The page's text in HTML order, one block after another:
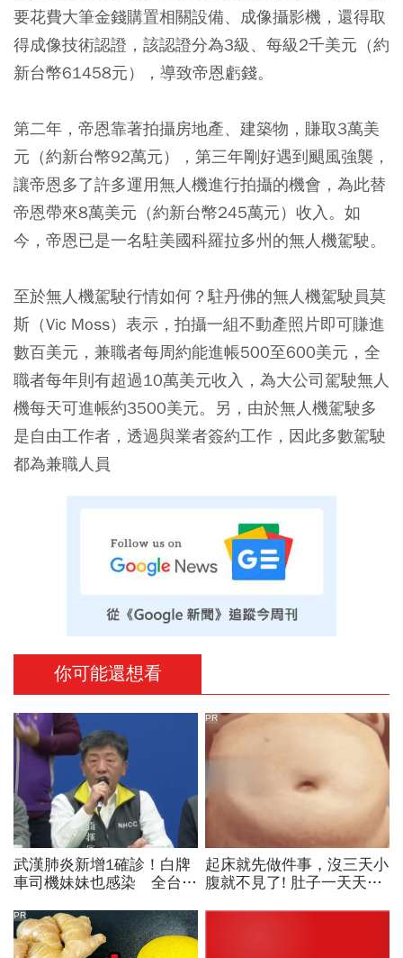
要花費大筆金錢購置相關設備、成像攝影機，還得取
得成像技術認證，該認證分為3級、每級2千美元（約
新台幣61458元），導致帝恩虧錢。
第二年，帝恩靠著拍攝房地產、建築物，賺取3萬美
元（約新台幣92萬元），第三年剛好遇到颶風強襲，
讓帝恩多了許多運用無人機進行拍攝的機會，為此替
帝恩帶來8萬美元（約新台幣245萬元）收入。如
今，帝恩已是一名駐美國科羅拉多州的無人機駕駛。
至於無人機駕駛行情如何？駐丹佛的無人機駕駛員莫
斯（Vic Moss）表示，拍攝一組不動產照片即可賺進
數百美元，兼職者每周約能進帳500至600美元，全
職者每年則有超過10萬美元收入，為大公司駕駛無人
機每天可進帳約3500美元。另，由於無人機駕駛多
是自由工作者，透過與業者簽約工作，因此多數駕駛
都為兼職人員
你可能還想看
武漢肺炎新增1確診！白牌
車司機妹妹也感染 全台累
起床就先做件事，沒三天小
腹就不見了! 肚子一天天變
PR
PR